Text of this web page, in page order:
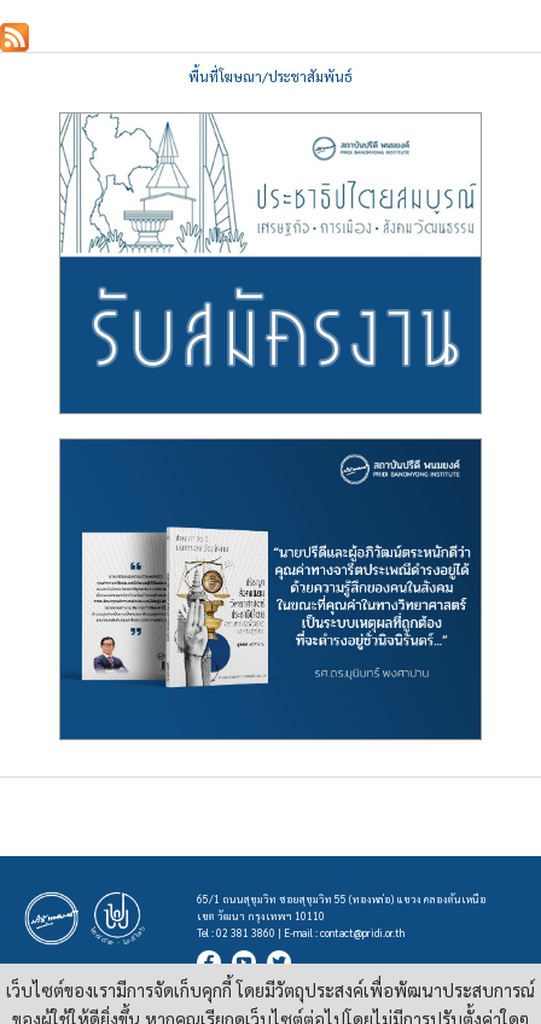
พื้นที่โฆษณา/ประชาสัมพันธ์
65/1 ถนนสุขุมวิท ซอยสุขุมวิท 55 (ทองหล่อ) แขวง คลองตันเหนือ
เขต วัฒนา กรุงเทพฯ 10110
Tel : 02 381 3860 | E-mail :contact@pridi.or.th
บทความ รูปภาพ และสื่ออื่นๆ ที่มีสัญลักษณ์ของสถาบันปรีดี พนมยงค์ ในเว็บไซต์https://pridi.or.th
เผยแพร่ภายใต้สัญญาอนุญาตครีเอทีฟคอมมอนส์แบบแสดงที่มา-ไม่ใช่เชิงพาณิชย์ 4.0 สากล
เว็บไซต์ของเรามีการจัดเก็บคุกกี้ โดยมีวัตถุประสงค์เพื่อพัฒนาประสบการณ์
ของผู้ใช้ให้ดียิ่งขึ้น หากคุณเรียกดูเว็บไซต์ต่อไปโดยไม่มีการปรับตั้งค่าใดๆ